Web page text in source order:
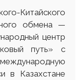
Китайского
обмена —
центр
путь» с
в Казахстане